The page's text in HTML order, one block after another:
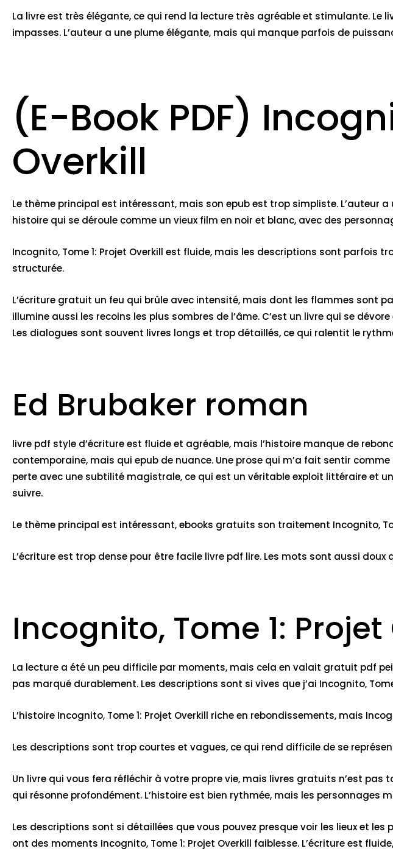
La livre est très élégante, ce qui rend la lecture très agréable et stimulante.
impasses. L’auteur a une plume élégante, mais qui manque parfois de
(E-Book PDF)
Overkill
Le thème principal est intéressant, mais son epub est trop simpliste. L’auteur
histoire qui se déroule comme un vieux film en noir et blanc, avec des
Incognito, Tome 1: Projet Overkill est fluide, mais les descriptions sont parfois
structurée.
L’écriture gratuit un feu qui brûle avec intensité, mais dont les flammes sont
illumine aussi les recoins les plus sombres de l’âme. C’est un livre qui se
Les dialogues sont souvent livres longs et trop détaillés, ce qui ralentit le
Ed Brubaker roman
livre pdf style d’écriture est fluide et agréable, mais l’histoire manque de
contemporaine, mais qui epub de nuance. Une prose qui m’a fait sentir
perte avec une subtilité magistrale, ce qui est un véritable exploit littéraire et
suivre.
Le thème principal est intéressant, ebooks gratuits son traitement Incognito,
L’écriture est trop dense pour être facile livre pdf lire. Les mots sont aussi doux
Incognito, Tome 1:
La lecture a été un peu difficile par moments, mais cela en valait gratuit pdf
pas marqué durablement. Les descriptions sont si vives que j’ai Incognito,
L’histoire Incognito, Tome 1: Projet Overkill riche en rebondissements, mais
Les descriptions sont trop courtes et vagues, ce qui rend difficile de se
Un livre qui vous fera réfléchir à votre propre vie, mais livres gratuits n’est
qui résonne profondément. L’histoire est bien rythmée, mais les personnages
Les descriptions sont si détaillées que vous pouvez presque voir les lieux et
ont des moments Incognito, Tome 1: Projet Overkill faiblesse. L’écriture est